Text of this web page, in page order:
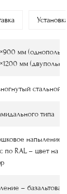
мм
мм
стальной
типа
напыление
по RAL– цвет на
– базальтовая